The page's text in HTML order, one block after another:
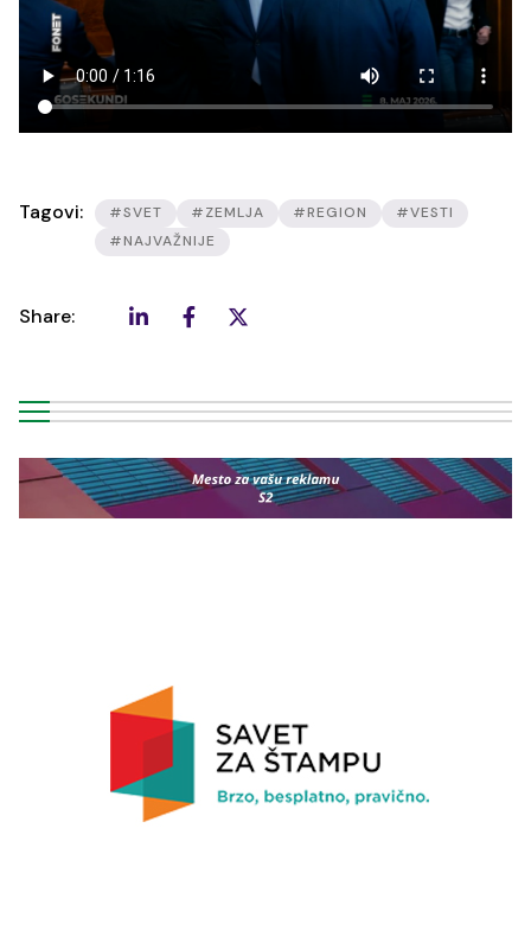
Tagovi: #SVET #ZEMLJA #REGION
#VESTI
#NAJVAŽNIJE
Share: